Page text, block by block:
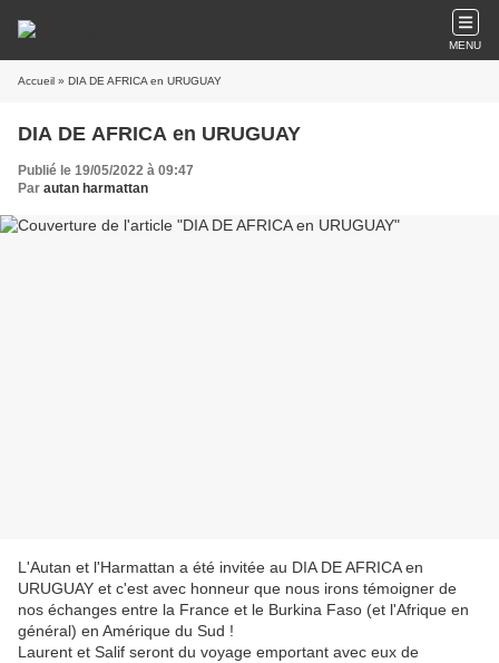
MENU
Accueil » DIA DE AFRICA en URUGUAY
DIA DE AFRICA en URUGUAY
Publié le 19/05/2022 à 09:47
Par autan harmattan
L'Autan et l'Harmattan a été invitée au DIA DE AFRICA en
URUGUAY et c'est avec honneur que nous irons témoigner de
nos échanges entre la France et le Burkina Faso (et l'Afrique en
général) en Amérique du Sud !
Laurent et Salif seront du voyage emportant avec eux de